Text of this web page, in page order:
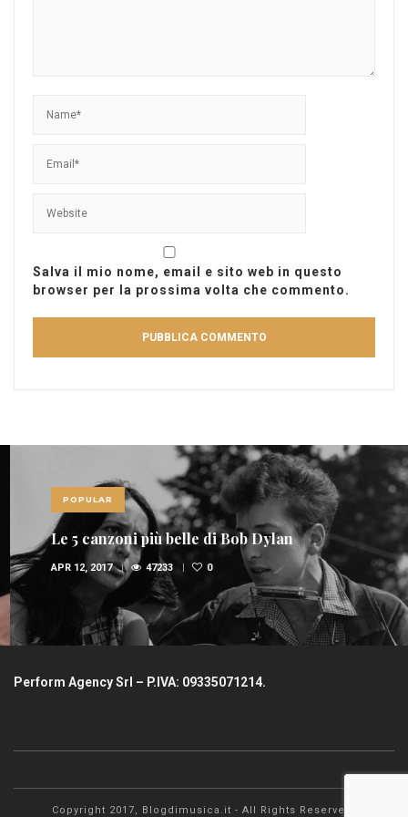
Salva il mio nome, email e sito web in questo
browser per la prossima volta che commento.
POPULAR
Le 5 canzoni più belle di Bob Dylan
APR 12, 2017 47233 0
Perform Agency Srl – P.IVA: 09335071214.
Copyright 2017, Blogdimusica.it - All Rights Reserved.